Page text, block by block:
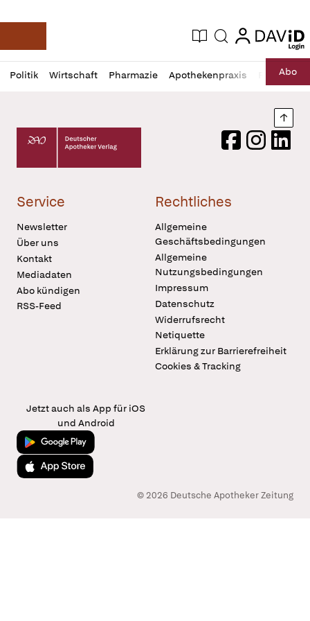
Deutsche Apotheker Zeitung
Aktuelle Ausgabe
Suche login
login
Politik Wirtschaft Pharmazie Apothekenpraxis RechtAbo
Profil
öffnen
Daz
Pur
Deutscher Apotheker Verlag Logo
FacebookInstagram
Service
Newsletter
Über uns
Kontakt
Mediadaten
Abo kündigen
RSS-Feed
Rechtliches
Allgemeine
Geschäftsbedingungen
Allgemeine
Nutzungsbedingungen
Impressum
Datenschutz
Widerrufsrecht
Netiquette
Erklärung zur Barrierefreiheit
Cookies & Tracking
Jetzt auch als App für iOS
und Android
Jetzt bei Google Play
Laden im App Store
© 2026 Deutsche Apotheker Zeitung